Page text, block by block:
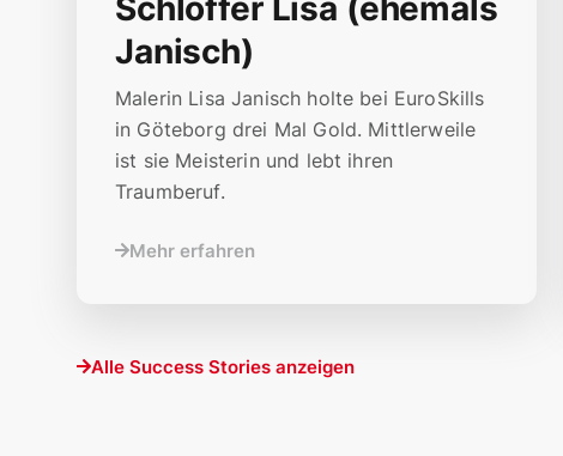
Janisch)
Malerin Lisa Janisch holte bei EuroSkills
in Göteborg drei Mal Gold. Mittlerweile
ist sie Meisterin und lebt ihren
Traumberuf.
Mehr erfahren
Alle Success Stories anzeigen